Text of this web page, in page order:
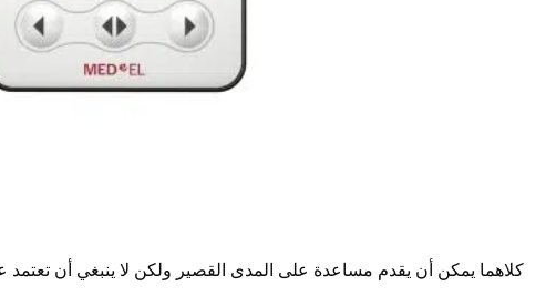
كلاهما يمكن أن يقدم مساعدة على المدى القصير ولكن لا ينبغي أن تعتمد